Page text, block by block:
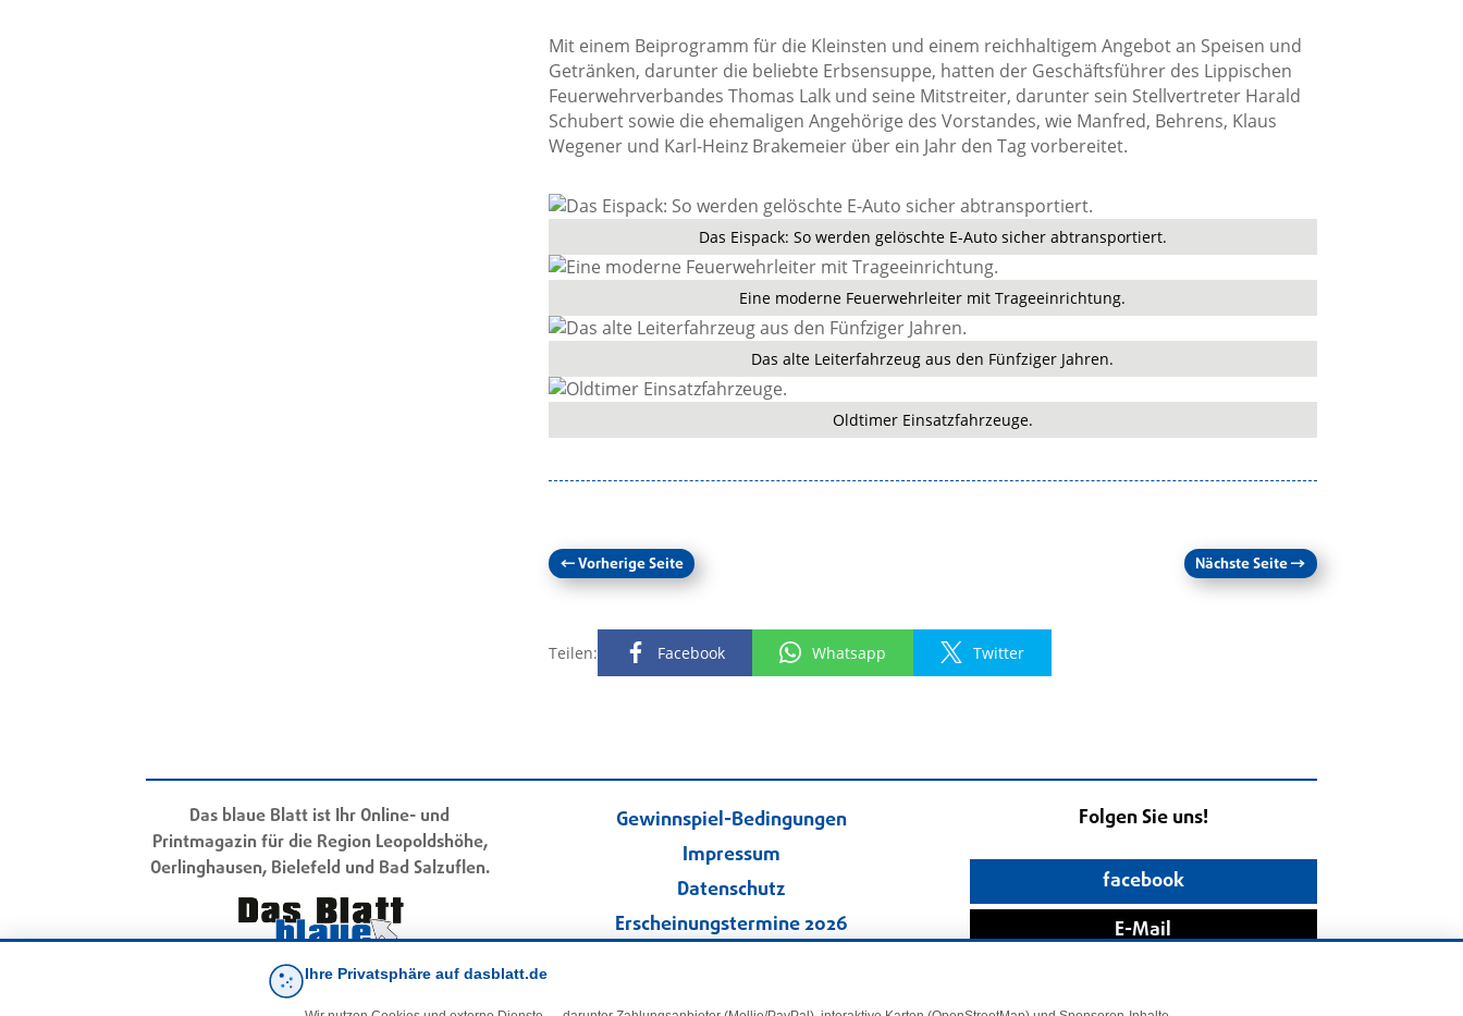
Mit einem Beiprogramm für die Kleinsten und einem reichhaltigem Angebot an Speisen und
Getränken, darunter die beliebte Erbsensuppe, hatten der Geschäftsführer des Lippischen
Feuerwehrverbandes Thomas Lalk und seine Mitstreiter, darunter sein Stellvertreter Harald
Schubert sowie die ehemaligen Angehörige des Vorstandes, wie Manfred, Behrens, Klaus
Wegener und Karl-Heinz Brakemeier über ein Jahr den Tag vorbereitet.
Das Eispack: So werden gelöschte E-Auto sicher abtransportiert.
Eine moderne Feuerwehrleiter mit Trageeinrichtung.
Das alte Leiterfahrzeug aus den Fünfziger Jahren.
Oldtimer Einsatzfahrzeuge.
←Vorherige Seite Nächste Seite→
Teilen: Facebook Whatsapp Twitter
Das blaue Blatt ist Ihr Online- und
Printmagazin für die Region Leopoldshöhe,
Oerlinghausen, Bielefeld und Bad Salzuflen.
Gewinnspiel-Bedingungen
Impressum
Datenschutz
Erscheinungstermine 2026
Folgen Sie uns!
facebook
E-Mail
Ihre Privatsphäre auf dasblatt.de